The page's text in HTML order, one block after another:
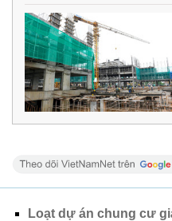
Loạt dự án chung cư